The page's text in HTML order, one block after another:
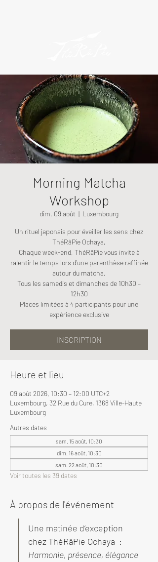
Morning Matcha
Workshop
dim. 09 août
  |
Luxembourg
Un rituel japonais pour éveiller les sens chez
ThéRâPie Ochaya,
Chaque week-end, ThéRâPie vous invite à
ralentir le temps lors d’une parenthèse raffinée
autour du matcha.
Tous les samedis et dimanches de 10h30 –
12h30
Places limitées à 4 participants pour une
expérience exclusive
INSCRIPTION
Heure et lieu
09 août 2026, 10:30 – 12:00 UTC+2
Luxembourg, 32 Rue du Cure, 1368 Ville-Haute
Luxembourg
Autres dates
sam. 15 août, 10:30
dim. 16 août, 10:30
sam. 22 août, 10:30
Voir toutes les 39 dates
À propos de l'événement
Une matinée d’exception
chez ThéRâPie Ochaya  :
Harmonie, présence, élégance